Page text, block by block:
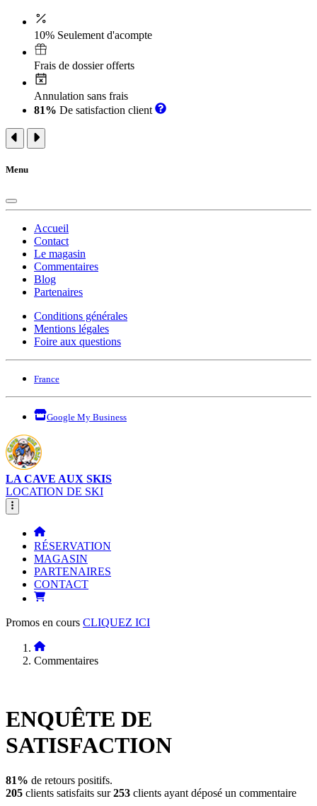
10% Seulement d'acompte
Frais de dossier offerts
Annulation sans frais
81% De satisfaction client
Menu
Accueil
Contact
Le magasin
Commentaires
Blog
Partenaires
Conditions générales
Mentions légales
Foire aux questions
France
Google My Business
LA CAVE AUX SKIS
LOCATION DE SKI
RÉSERVATION
MAGASIN
PARTENAIRES
CONTACT
Promos en cours CLIQUEZ ICI
Commentaires
ENQUÊTE DE
SATISFACTION
81% de retours positifs.
205 clients satisfaits sur253 clients ayant déposé un commentaire